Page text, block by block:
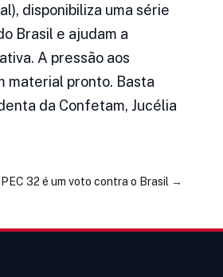
disponibiliza uma série
Brasil e ajudam a
A pressão aos
material pronto. Basta
da Confetam, Jucélia
32 é um voto contra o Brasil →